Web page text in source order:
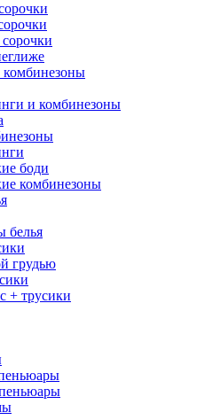
комбинезоны
и комбинезоны
боди
комбинезоны
белья
грудью
+ трусики